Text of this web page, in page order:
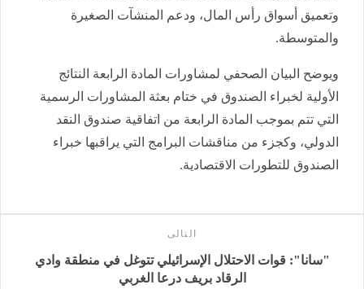
وتعميق أسواق رأس المال، ودعم المنشآت الصغيرة
والمتوسطة.
ويوضح البيان الصحفي لمشاورات المادة الرابعة النتائج
الأولية لخبراء الصندوق في ختام بعثة المشاورات الرسمية
التي تتم بموجب المادة الرابعة من اتفاقية صندوق النقد
الدولي، وكجزء من مناقشات البرامج التي يراقبها خبراء
الصندوق للتطورات الاقتصادية.
التالى
"سانا": قوات الاحتلال الإسرائيلي تتوغل في منطقة وادي
الرقاد ‏بريف درعا الغربي‎